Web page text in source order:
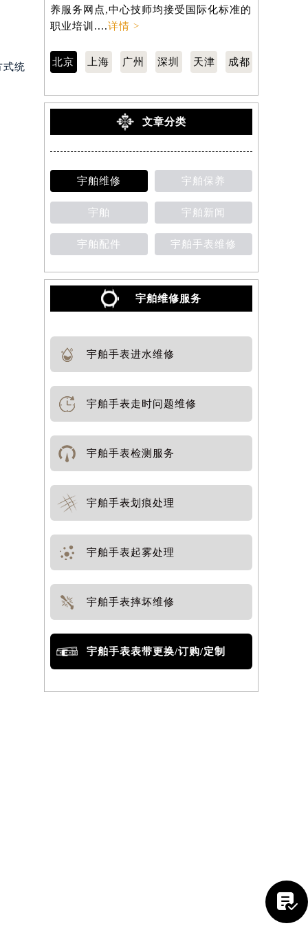
式统
养服务网点,中心技师均接受国际化标准的
职业培训....详情 >
北京 上海 广州 深圳 天津 成都
文章分类
宇舶维修 宇舶保养
宇舶 宇舶新闻
宇舶配件 宇舶手表维修
宇舶维修服务
宇舶手表进水维修
宇舶手表走时问题维修
宇舶手表检测服务
宇舶手表划痕处理
宇舶手表起雾处理
宇舶手表摔坏维修
宇舶手表表带更换/订购/定制
